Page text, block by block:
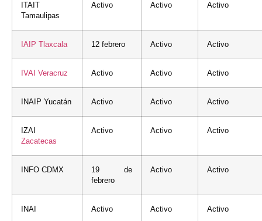
ITAIT
Tamaulipas
Activo Activo Activo
IAIP Tlaxcala 12 febrero Activo Activo
IVAI Veracruz Activo Activo Activo
INAIP Yucatán Activo Activo Activo
IZAI
Zacatecas
Activo Activo Activo
INFO CDMX
19 de
febrero
Activo Activo
INAI Activo Activo Activo